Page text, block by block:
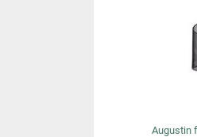
Augustin